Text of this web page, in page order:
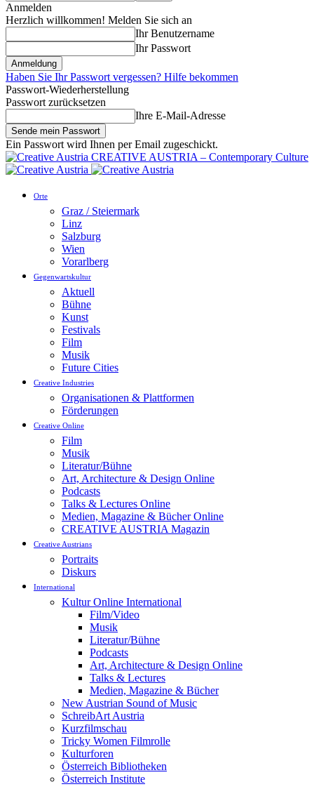
Anmelden
Herzlich willkommen! Melden Sie sich an
Ihr Benutzername
Ihr Passwort
Haben Sie Ihr Passwort vergessen? Hilfe bekommen
Passwort-Wiederherstellung
Passwort zurücksetzen
Ihre E-Mail-Adresse
Ein Passwort wird Ihnen per Email zugeschickt.
CREATIVE AUSTRIA – Contemporary Culture
Orte
Graz / Steiermark
Linz
Salzburg
Wien
Vorarlberg
Gegenwartskultur
Aktuell
Bühne
Kunst
Festivals
Film
Musik
Future Cities
Creative Industries
Organisationen & Plattformen
Förderungen
Creative Online
Film
Musik
Literatur/Bühne
Art, Architecture & Design Online
Podcasts
Talks & Lectures Online
Medien, Magazine & Bücher Online
CREATIVE AUSTRIA Magazin
Creative Austrians
Portraits
Diskurs
International
Kultur Online International
Film/Video
Musik
Literatur/Bühne
Podcasts
Art, Architecture & Design Online
Talks & Lectures
Medien, Magazine & Bücher
New Austrian Sound of Music
SchreibArt Austria
Kurzfilmschau
Tricky Women Filmrolle
Kulturforen
Österreich Bibliotheken
Österreich Institute